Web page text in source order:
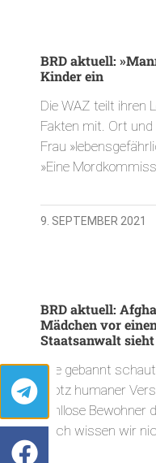
BRD aktuell:
Kinder ein
Die WAZ teilt ihren
Fakten mit. Ort und
Frau
»Eine
9. SEPTEMBER 2021
BRD aktuell:
Mädchen vor
Staatsanwalt
Wie gebannt
Trotz humaner
zahllose
Noch wissen wir